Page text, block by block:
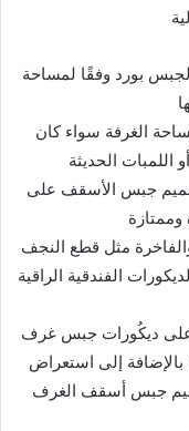
بورد وفقًا لمساحة
الغرفة سواء كان
جبس الأسقف على
مثل قطع النجف
الفندقية الراقية
على ديكُورات جبس غرف
يأتي أيضًا بالإضافة إلى استعراض
جبس أسقف الغرف